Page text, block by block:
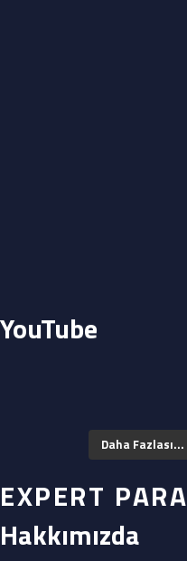
YouTube
Daha Fazlası...
EXPERT PARA
Hakkımızda